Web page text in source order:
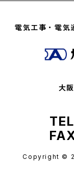
電気工事・電気
大
Copyright ©